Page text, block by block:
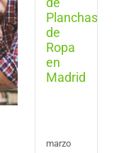
de
marzo